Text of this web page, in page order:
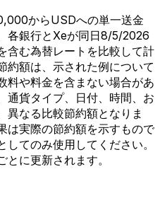
からUSDへの単一送金
各銀行とXeが同日8/5/2026
含む為替レートを比較して計
約額は、示された例について
料や料金を含まない場合があ
通貨タイプ、日付、時間、お
異なる比較節約額となりま
は実際の節約額を示すもので
てのみ使用してください。
に更新されます。